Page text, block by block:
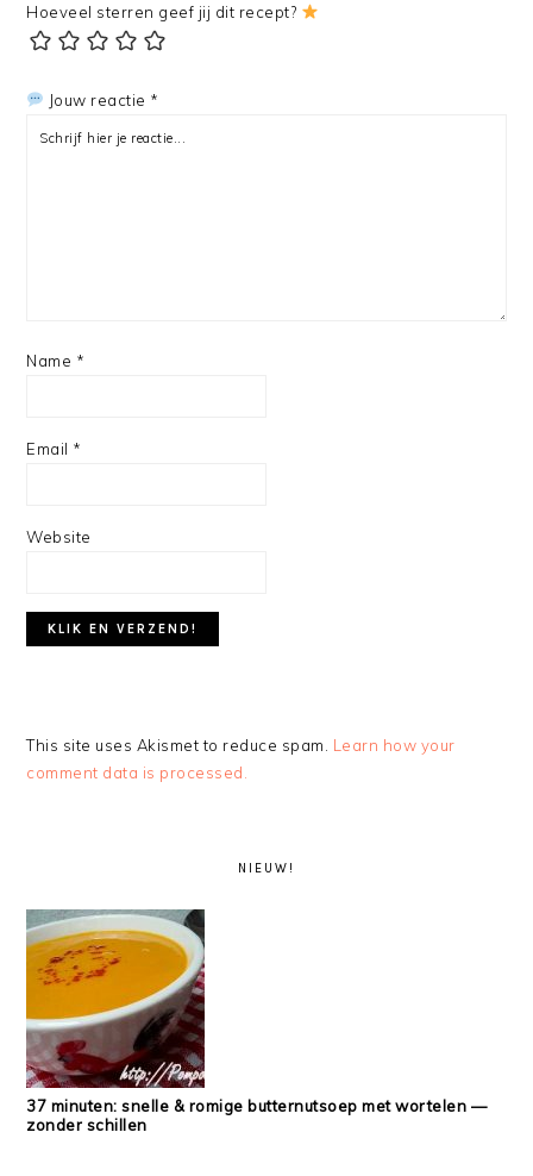
Hoeveel sterren geef jij dit recept?
Jouw reactie *
Name *
Email *
Website
This site uses Akismet to reduce spam. Learn how your
comment data is processed.
NIEUW!
37 minuten: snelle & romige butternutsoep met wortelen —
zonder schillen